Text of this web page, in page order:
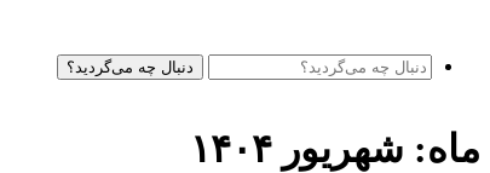
دنبال چه می‌گردید؟
ماه: شهریور ۱۴۰۴